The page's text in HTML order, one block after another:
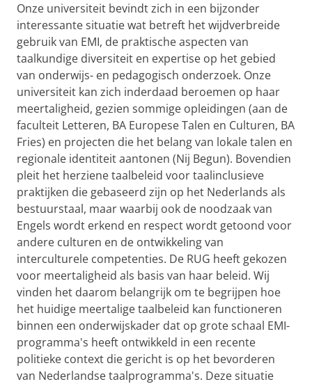
Onze universiteit bevindt zich in een bijzonder
interessante situatie wat betreft het wijdverbreide
gebruik van EMI, de praktische aspecten van
taalkundige diversiteit en expertise op het gebied
van onderwijs- en pedagogisch onderzoek. Onze
universiteit kan zich inderdaad beroemen op haar
meertaligheid, gezien sommige opleidingen (aan de
faculteit Letteren, BA Europese Talen en Culturen, BA
Fries) en projecten die het belang van lokale talen en
regionale identiteit aantonen (Nij Begun). Bovendien
pleit het herziene taalbeleid voor taalinclusieve
praktijken die gebaseerd zijn op het Nederlands als
bestuurstaal, maar waarbij ook de noodzaak van
Engels wordt erkend en respect wordt getoond voor
andere culturen en de ontwikkeling van
interculturele competenties. De RUG heeft gekozen
voor meertaligheid als basis van haar beleid. Wij
vinden het daarom belangrijk om te begrijpen hoe
het huidige meertalige taalbeleid kan functioneren
binnen een onderwijskader dat op grote schaal EMI-
programma's heeft ontwikkeld in een recente
politieke context die gericht is op het bevorderen
van Nederlandse taalprogramma's. Deze situatie